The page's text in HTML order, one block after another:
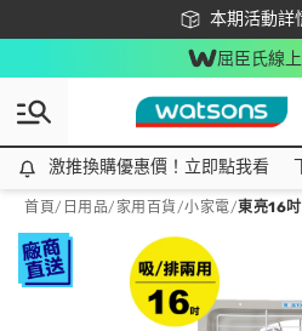
本期活動詳
下載app最高
屈臣氏線
激推換購優惠價！立即點我看
激推換購優惠價！立即點我看
首頁/ 日用品/ 家用百貨/小家電/東亮16